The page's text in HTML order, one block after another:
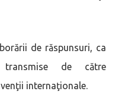
de răspunsuri, ca
de către
internaţionale.